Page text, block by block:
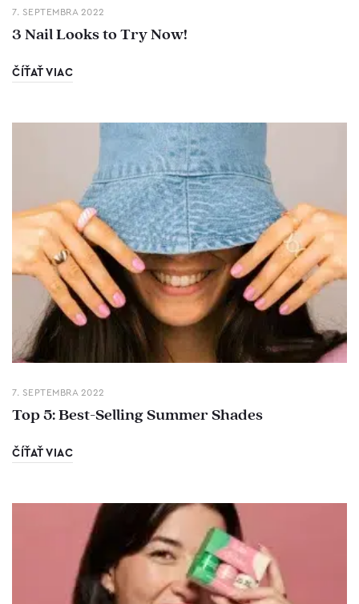
7. SEPTEMBRA 2022
3 Nail Looks to Try Now!
ČÍŤAŤ VIAC
7. SEPTEMBRA 2022
Top 5: Best-Selling Summer Shades
ČÍŤAŤ VIAC